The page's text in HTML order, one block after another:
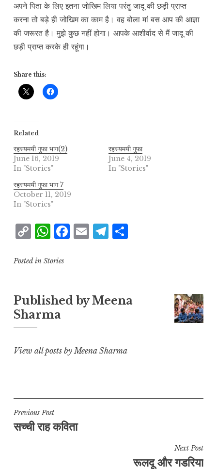
अपने पिता के लिए इतना जोखिम लिया परंतु जादू की छड़ी प्राप्त
करना तो बड़े ही जोखिम का काम है। वह बोला मां बस आप की आज्ञा
की जरूरत है। मुझे कुछ नहीं होगा। आपके आशीर्वाद से मैं जादू की
छड़ी प्राप्त करके ही रहूंगा।
Share this:
Related
रहस्यमयी गुफा भाग(2)
June 16, 2019
In "Stories"
रहस्यमयी गुफा
June 4, 2019
In "Stories"
रहस्यमयी गुफा भाग 7
October 11, 2019
In "Stories"
C
p
L
i
n
W
at
A
p
p
F
b
o
E
T
r
a
e
Posted in Stories
Published byMeena
Sharma
View all posts by Meena Sharma
Post
navigation
Previous Post
सच्ची राह कविता
Next Post
रूलदू और गडरिया